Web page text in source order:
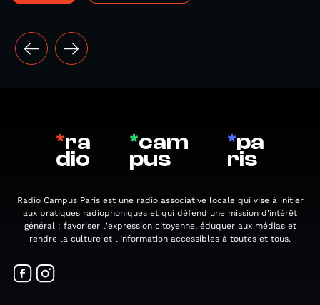
*ra
dio
*cam
pus
*pa
ris
Radio Campus Paris est une radio associative locale qui vise à initier
aux pratiques radiophoniques et qui défend une mission d'intérêt
général : favoriser l'expression citoyenne, éduquer aux médias et
rendre la culture et l'information accessibles à toutes et tous.